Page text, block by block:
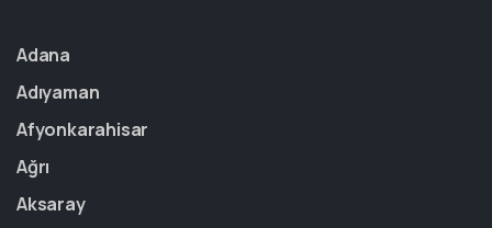
Adana
Adıyaman
Afyonkarahisar
Ağrı
Aksaray